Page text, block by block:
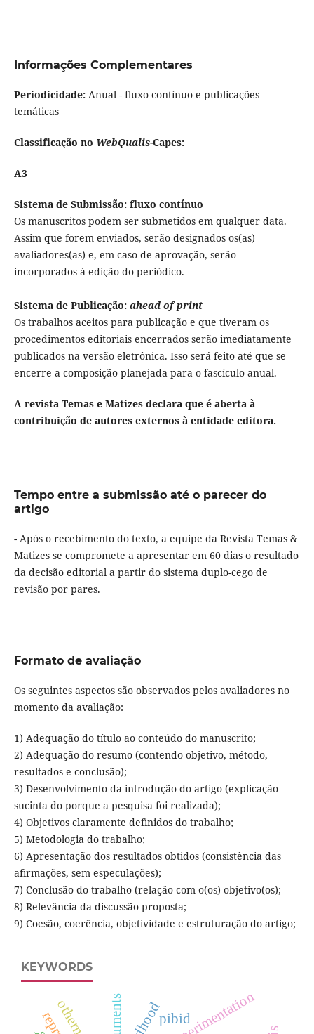
Informações Complementares
Periodicidade: Anual - fluxo contínuo e publicações
temáticas
Classificação no WebQualis-Capes:
A3
Sistema de Submissão: fluxo contínuo
Os manuscritos podem ser submetidos em qualquer data.
Assim que forem enviados, serão designados os(as)
avaliadores(as) e, em caso de aprovação, serão
incorporados à edição do periódico.
Sistema de Publicação: ahead of print
Os trabalhos aceitos para publicação e que tiveram os
procedimentos editoriais encerrados serão imediatamente
publicados na versão eletrônica. Isso será feito até que se
encerre a composição planejada para o fascículo anual.
A revista Temas e Matizes declara que é aberta à
contribuição de autores externos à entidade editora.
Tempo entre a submissão até o parecer do
artigo
- Após o recebimento do texto, a equipe da Revista Temas &
Matizes se compromete a apresentar em 60 dias o resultado
da decisão editorial a partir do sistema duplo-cego de
revisão por pares.
Formato de avaliação
Os seguintes aspectos são observados pelos avaliadores no
momento da avaliação:
1) Adequação do título ao conteúdo do manuscrito;
2) Adequação do resumo (contendo objetivo, método,
resultados e conclusão);
3) Desenvolvimento da introdução do artigo (explicação
sucinta do porque a pesquisa foi realizada);
4) Objetivos claramente definidos do trabalho;
5) Metodologia do trabalho;
6) Apresentação dos resultados obtidos (consistência das
afirmações, sem especulações);
7) Conclusão do trabalho (relação com o(os) objetivo(os);
8) Relevância da discussão proposta;
9) Coesão, coerência, objetividade e estruturação do artigo;
KEYWORDS
pibid